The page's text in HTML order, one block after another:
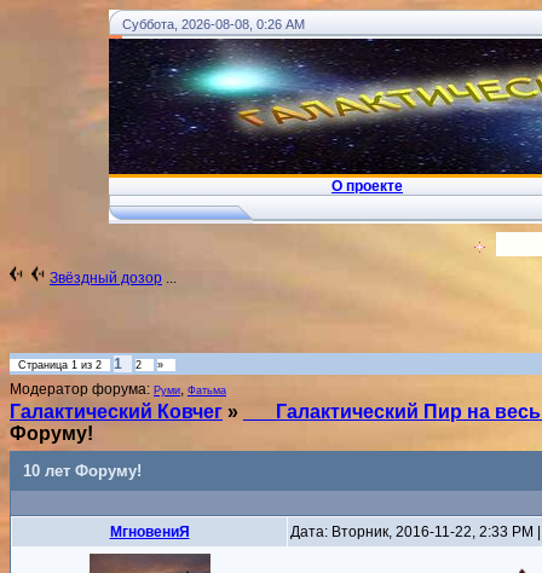
Суббота, 2026-08-08, 0:26 AM
О проекте
Вход
Звёздный дозор ...
Страница 1 из 2 1 2 »
Модератор форума: Руми, Фатьма
Галактический Ковчег »
___Галактический Пир на
Форуму!
10 лет Форуму!
MгновениЯ Дата: Вторник, 2016-11-22, 2:33